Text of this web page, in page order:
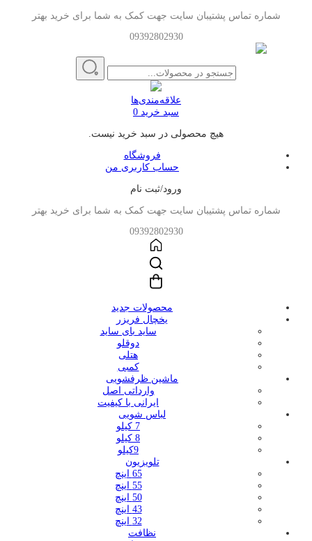
شماره تماس پشتیبان سایت جهت کمک به شما برای خرید بهتر
09392802930
علاقه‌مندی‌ها
سبد خرید 0
هیچ محصولی در سبد خرید نیست.
فروشگاه
حساب کاربری من
ورود/ثبت نام
شماره تماس پشتیبان سایت جهت کمک به شما برای خرید بهتر
09392802930
محصولات جدید
یخچال فریزر
ساید بای ساید
دوقلو
هتلی
کمبی
ماشین ظرفشویی
وارداتی اصل
ایرانی با کیفیت
لباس شویی
7 کیلو
8 کیلو
9کیلو
تلویزیون
65 اینچ
55 اینچ
50 اینچ
43 اینچ
32 اینچ
نظافت